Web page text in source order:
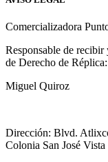
Comercializadora
Responsable de
de Derecho de Réplica:
Miguel Quiroz
Dirección: Blvd.
Colonia San José